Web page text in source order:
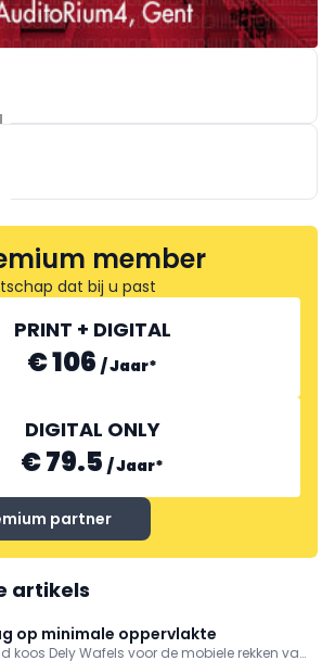
OHRA BELGIE
member
dat bij u past
PRINT + DIGITAL
€ 106 /Jaar*
DIGITAL ONLY
€ 79.5 /Jaar*
partner
artikels
op minimale oppervlakte
koos Dely Wafels voor de mobiele rekken van